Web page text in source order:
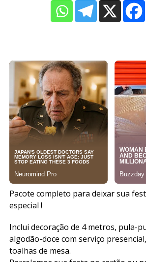
Pacote completo para deixar sua
especial !
Inclui decoração de 4 metros, pula-
algodão-doce com serviço
toalhas de mesa.